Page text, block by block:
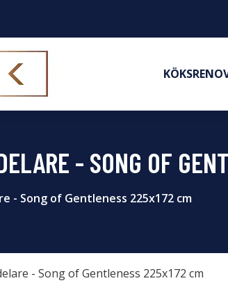
- SONG OF
- Song of Gentleness 225x172 cm